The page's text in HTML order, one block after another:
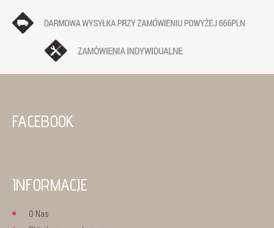
FACEBOOK
INFORMACJE
O Nas